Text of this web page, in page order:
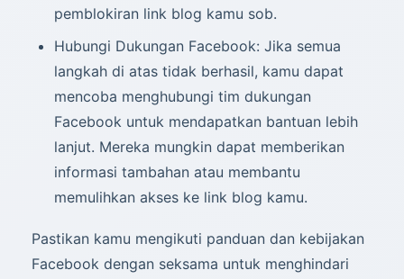
pemblokiran link blog kamu sob.
Hubungi Dukungan Facebook: Jika semua
langkah di atas tidak berhasil, kamu dapat
mencoba menghubungi tim dukungan
Facebook untuk mendapatkan bantuan lebih
lanjut. Mereka mungkin dapat memberikan
informasi tambahan atau membantu
memulihkan akses ke link blog kamu.
Pastikan kamu mengikuti panduan dan kebijakan
Facebook dengan seksama untuk menghindari